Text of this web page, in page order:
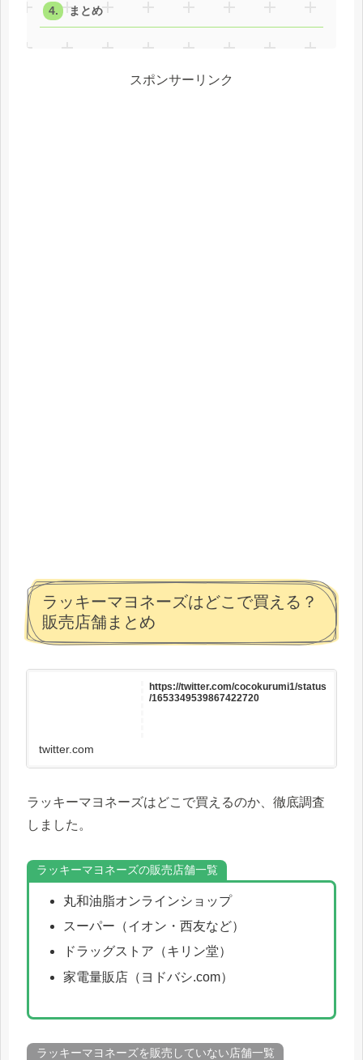
まとめ
スポンサーリンク
ラッキーマヨネーズはどこで買える？
販売店舗まとめ
https://twitter.com/cocokurumi1/status
/1653349539867422720
twitter.com
ラッキーマヨネーズはどこで買えるのか、徹底調査
しました。
ラッキーマヨネーズの販売店舗一覧
丸和油脂オンラインショップ
スーパー（イオン・西友など）
ドラッグストア（キリン堂）
家電量販店（ヨドバシ.com）
ラッキーマヨネーズを販売していない店舗一覧